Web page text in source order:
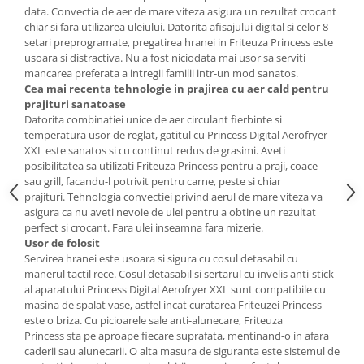
aparat de calcat vertical
Aparate de scame
Fiare de calcat
Statii de calcat
Aparate de masaj
Aparate de ras electrice
Aparate de tuns
Aparate faciale
Aspiratoare
Aspiratoare de geamuri
Cuptoare cu microunde
Cuptoare electrice
Cântare corporale
Epilatoare
Ingrijire locuinta
data. Convectia de aer de mare viteza asigura un rezultat crocant
chiar si fara utilizarea uleiului. Datorita afisajului digital si celor 8
setari preprogramate, pregatirea hranei in Friteuza Princess este
usoara si distractiva. Nu a fost niciodata mai usor sa serviti
mancarea preferata a intregii familii intr-un mod sanatos.
Cea mai recenta tehnologie in prajirea cu aer cald pentru
prajituri sanatoase
Datorita combinatiei unice de aer circulant fierbinte si
temperatura usor de reglat, gatitul cu Princess Digital Aerofryer
XXL este sanatos si cu continut redus de grasimi. Aveti
posibilitatea sa utilizati Friteuza Princess pentru a praji, coace
sau grill, facandu-l potrivit pentru carne, peste si chiar
prajituri. Tehnologia convectiei privind aerul de mare viteza va
asigura ca nu aveti nevoie de ulei pentru a obtine un rezultat
perfect si crocant. Fara ulei inseamna fara mizerie.
Usor de folosit
Servirea hranei este usoara si sigura cu cosul detasabil cu
manerul tactil rece. Cosul detasabil si sertarul cu invelis anti-stick
al aparatului Princess Digital Aerofryer XXL sunt compatibile cu
masina de spalat vase, astfel incat curatarea Friteuzei Princess
este o briza. Cu picioarele sale anti-alunecare, Friteuza
Princess sta pe aproape fiecare suprafata, mentinand-o in afara
caderii sau alunecarii. O alta masura de siguranta este sistemul de